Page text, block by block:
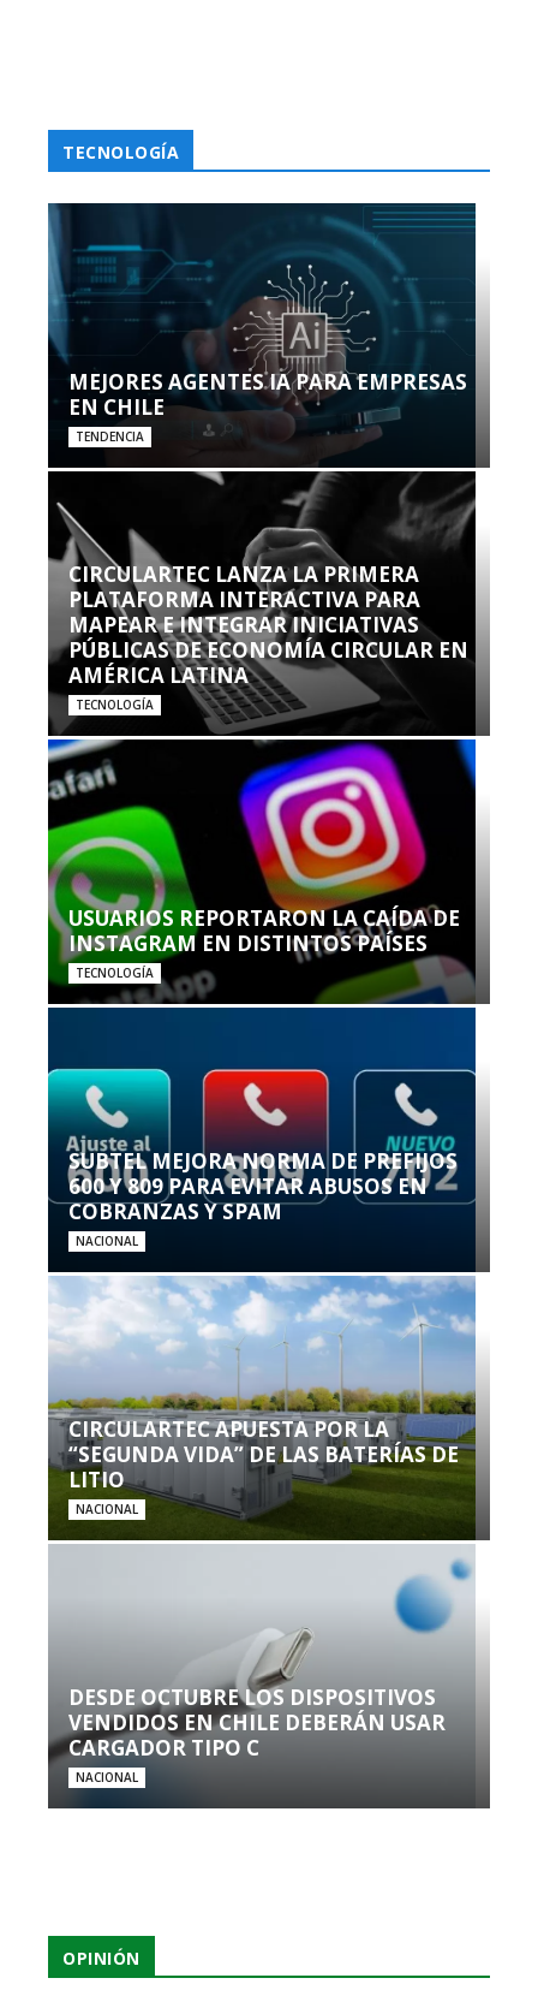
TECNOLOGÍA
MEJORES AGENTES IA PARA EMPRESAS
EN CHILE
TENDENCIA
CIRCULARTEC LANZA LA PRIMERA
PLATAFORMA INTERACTIVA PARA
MAPEAR E INTEGRAR INICIATIVAS
PÚBLICAS DE ECONOMÍA CIRCULAR EN
AMÉRICA LATINA
TECNOLOGÍA
USUARIOS REPORTARON LA CAÍDA DE
INSTAGRAM EN DISTINTOS PAÍSES
TECNOLOGÍA
SUBTEL MEJORA NORMA DE PREFIJOS
600 Y 809 PARA EVITAR ABUSOS EN
COBRANZAS Y SPAM
NACIONAL
CIRCULARTEC APUESTA POR LA
“SEGUNDA VIDA” DE LAS BATERÍAS DE
LITIO
NACIONAL
DESDE OCTUBRE LOS DISPOSITIVOS
VENDIDOS EN CHILE DEBERÁN USAR
CARGADOR TIPO C
NACIONAL
OPINIÓN